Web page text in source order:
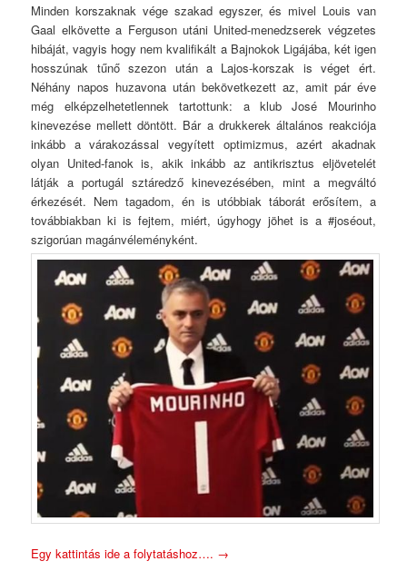
Minden korszaknak vége szakad egyszer, és mivel Louis van
Gaal elkövette a Ferguson utáni United-menedzserek végzetes
hibáját, vagyis hogy nem kvalifikált a Bajnokok Ligájába, két igen
hosszúnak tűnő szezon után a Lajos-korszak is véget ért.
Néhány napos huzavona után bekövetkezett az, amit pár éve
még elképzelhetetlennek tartottunk: a klub José Mourinho
kinevezése mellett döntött. Bár a drukkerek általános reakciója
inkább a várakozással vegyített optimizmus, azért akadnak
olyan United-fanok is, akik inkább az antikrisztus eljövetelét
látják a portugál sztáredző kinevezésében, mint a megváltó
érkezését. Nem tagadom, én is utóbbiak táborát erősítem, a
továbbiakban ki is fejtem, miért, úgyhogy jöhet is a #joséout,
szigorúan magánvéleményként.
Egy kattintás ide a folytatáshoz…. →